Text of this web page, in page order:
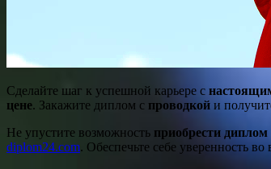
Сделайте шаг к успешной карьере с
цене. Закажите диплом с проводкой и
Не упустите возможность приобрести диплом
diplom24.com. Обеспечьте себе уверенность во